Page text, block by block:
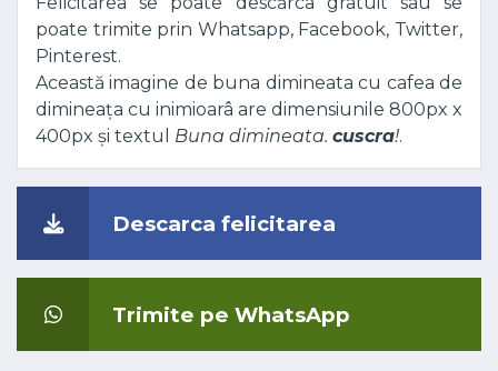
poate trimite prin Whatsapp, Facebook, Twitter,
Pinterest.
Această imagine de buna dimineata cu cafea de
dimineața cu inimioarâ are dimensiunile 800px x
400px și textul Buna dimineata. cuscra!.
Descarca felicitarea
Trimite pe WhatsApp